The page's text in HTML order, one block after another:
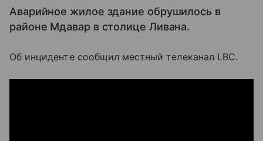
Аварийное жилое здание обрушилось в
районе Мдавар в столице Ливана.
Об инциденте сообщил местный телеканал LBC.